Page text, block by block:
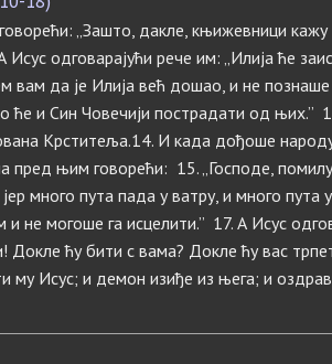
„Зашто, дакле, књижевници
одговарајући рече им: „Илија ће
вам да је Илија већ дошао, и не познаше
и Син Човечији пострадати од њих.”
Крститеља.14. И када дођоше
пред њим говорећи: 15. „Господе,
много пута пада у ватру, и много пута
не могоше га исцелити.” 17. А Исус
Докле ћу бити с вама? Докле ћу вас
му Исус; и демон изиђе из њега; и